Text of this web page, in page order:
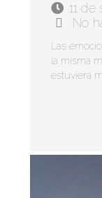
11
No
Las
la misma
estuviera